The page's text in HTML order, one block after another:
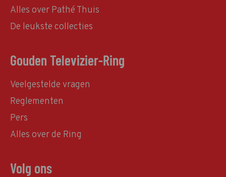
Alles over Pathé Thuis
De leukste collecties
Gouden Televizier-Ring
Veelgestelde vragen
Reglementen
Pers
Alles over de Ring
Volg ons